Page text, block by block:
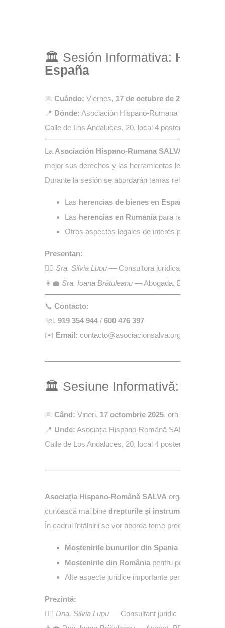
🏛️ Sesión Informativa:
España
📅 Cuándo: Viernes, 17 de octubre de 2025
📍 Dónde: Asociación Hispano-Rumana SALVA
Calle de Los Andaluces, 20, local 4 posterior —
La Asociación Hispano-Rumana SALVA
mejor sus derechos y las herramientas legales
Durante la sesión se abordarán temas relacionados
Las herencias de bienes en España
Las herencias en Rumanía para residentes en
Otros aspectos legales de interés para la
Presentan:
👩‍⚖️ Sra. Silvia Lupu — Consultora jurídica
👩‍💼 Sra. Ioana Brătuleanu — Abogada, BRILAW
📞 Contacto:
Tel. 919 354 944/ 600 476 397
✉️ Email: contacto@asociacionsalva.org
🏛️ Sesiune Informativă:
📅 Când: Vineri, 17 octombrie 2025, ora
📍 Unde: Asociația Hispano-Română SALVA
Calle de Los Andaluces, 20, local 4 posterior —
Asociația Hispano-Română SALVA organizează o
cunoască mai bine drepturile și instrumentele
În cadrul întâlnirii se vor aborda teme precum:
Moștenirile bunurilor din Spania – proceduri,
Moștenirile din România pentru persoanele
Alte aspecte juridice importante pentru
Prezintă:
👩‍⚖️ Dna. Silvia Lupu — Consultant juridic